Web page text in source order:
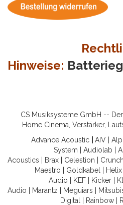
Hinweise:
CS Musiksysteme GmbH --
Home Cinema, Verstärker,
Advance Acoustic
AIV|
System
Audiolab
Acoustics
Brax Celestion Crunch
Maestro
Goldkabel Helix
Audio
KEF| Kicker|
Audio
Marantz Meguiars
Digital
Rainbow|